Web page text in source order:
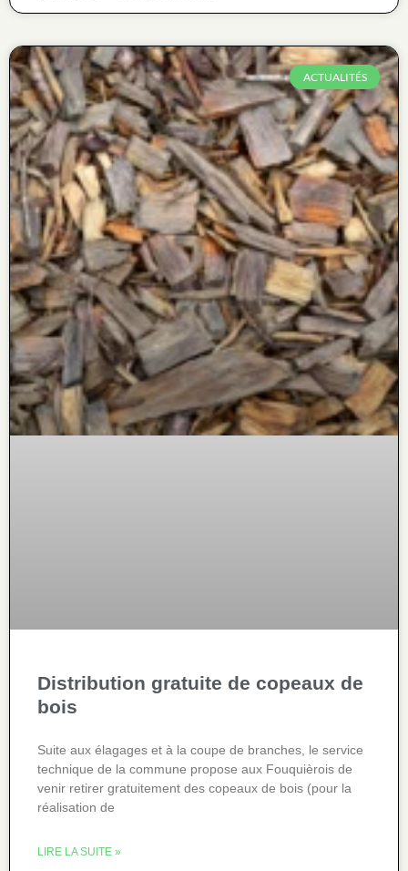
ACTUALITÉS
Distribution gratuite de copeaux de
bois
Suite aux élagages et à la coupe de branches, le service
technique de la commune propose aux Fouquièrois de
venir retirer gratuitement des copeaux de bois (pour la
réalisation de
LIRE LA SUITE »